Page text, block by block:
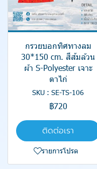
กรวยบอกทิศทางลม
30*150 cm. สีส้มล้วน
ผ้า S-Polyester เจาะ
ตาไก่
SKU : SE-TS-106
฿720
ติดต่อเรา
รายการโปรด